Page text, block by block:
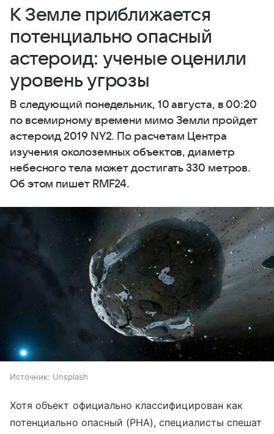
К Земле приближается
потенциально опасный
астероид: ученые оценили
уровень угрозы
В следующий понедельник, 10 августа, в 00:20
по всемирному времени мимо Земли пройдет
астероид 2019 NY2. По расчетам Центра
изучения околоземных объектов, диаметр
небесного тела может достигать 330 метров.
Об этом пишет RMF24.
Источник: Unsplash
Хотя объект официально классифицирован как
потенциально опасный (PHA), специалисты спешат